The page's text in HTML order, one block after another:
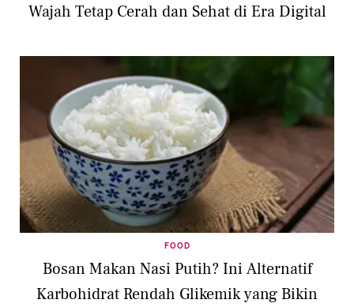
Wajah Tetap Cerah dan Sehat di Era Digital
FOOD
Bosan Makan Nasi Putih? Ini Alternatif
Karbohidrat Rendah Glikemik yang Bikin